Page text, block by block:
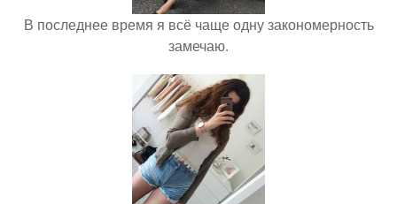
В последнее время я всё чаще одну закономерность
замечаю.